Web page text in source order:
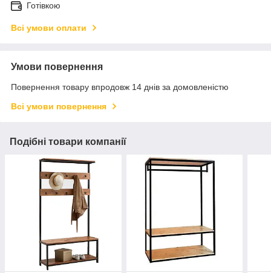
Готівкою
Всі умови оплати
Умови повернення
Повернення товару впродовж 14 днів за домовленістю
Всі умови повернення
Подібні товари компанії